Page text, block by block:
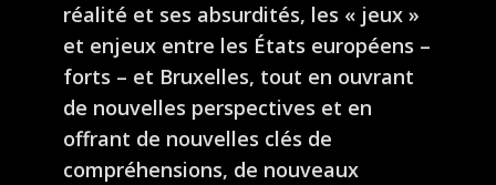
réalité et ses absurdités, les « jeux »
et enjeux entre les États européens –
forts – et Bruxelles, tout en ouvrant
de nouvelles perspectives et en
offrant de nouvelles clés de
compréhensions, de nouveaux